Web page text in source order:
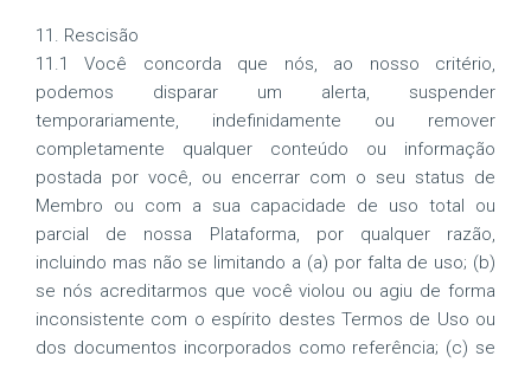
11. Rescisão
11.1 Você concorda que nós, ao nosso critério,
podemos disparar um alerta, suspender
temporariamente, indefinidamente ou remover
completamente qualquer conteúdo ou informação
postada por você, ou encerrar com o seu status de
Membro ou com a sua capacidade de uso total ou
parcial de nossa Plataforma, por qualquer razão,
incluindo mas não se limitando a (a) por falta de uso; (b)
se nós acreditarmos que você violou ou agiu de forma
inconsistente com o espírito destes Termos de Uso ou
dos documentos incorporados como referência; (c) se